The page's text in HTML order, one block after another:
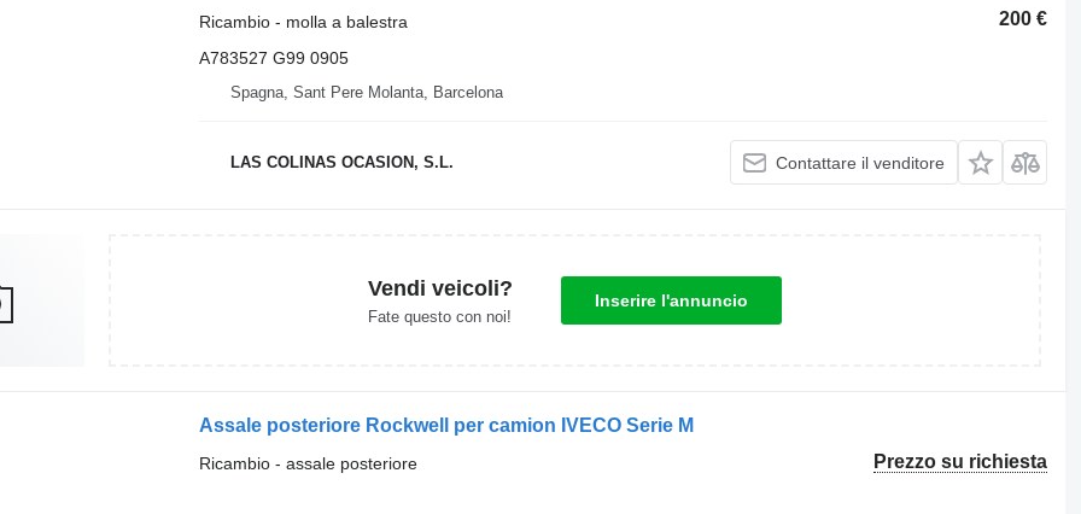
200 €
Ricambio - molla a balestra
A783527 G99 0905
Spagna, Sant Pere Molanta, Barcelona
LAS COLINAS OCASION, S.L. Contattare il venditore
Vendi veicoli?
Fate questo con noi!
Inserire l'annuncio
Assale posteriore Rockwell per camion IVECO Serie M
Prezzo su richiesta
Ricambio - assale posteriore